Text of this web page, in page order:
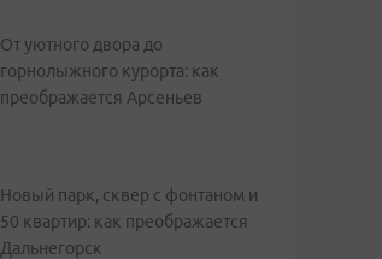
От уютного двора до
горнолыжного курорта: как
преображается Арсеньев
Новый парк, сквер с фонтаном и
50 квартир: как преображается
Дальнегорск